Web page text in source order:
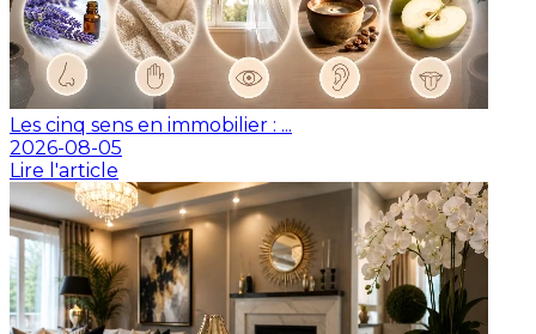
Les cinq sens en immobilier : ...
2026-08-05
Lire l'article